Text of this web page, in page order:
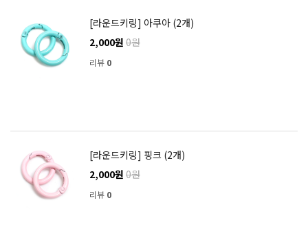
[라운드키링] 아쿠아 (2개)
2,000원 0원
리뷰 0
[라운드키링] 핑크 (2개)
2,000원 0원
리뷰 0